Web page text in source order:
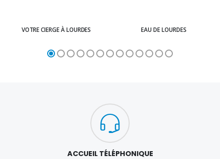
VOTRE CIERGE À LOURDES EAU DE LOURDES
ACCUEIL TÉLÉPHONIQUE